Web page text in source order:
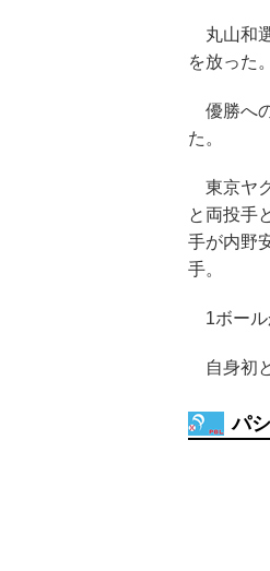
丸山和
を放った。
優勝へ
た。
東京ヤ
と両投手
手が内野
手。
1ボール
自身初
パ